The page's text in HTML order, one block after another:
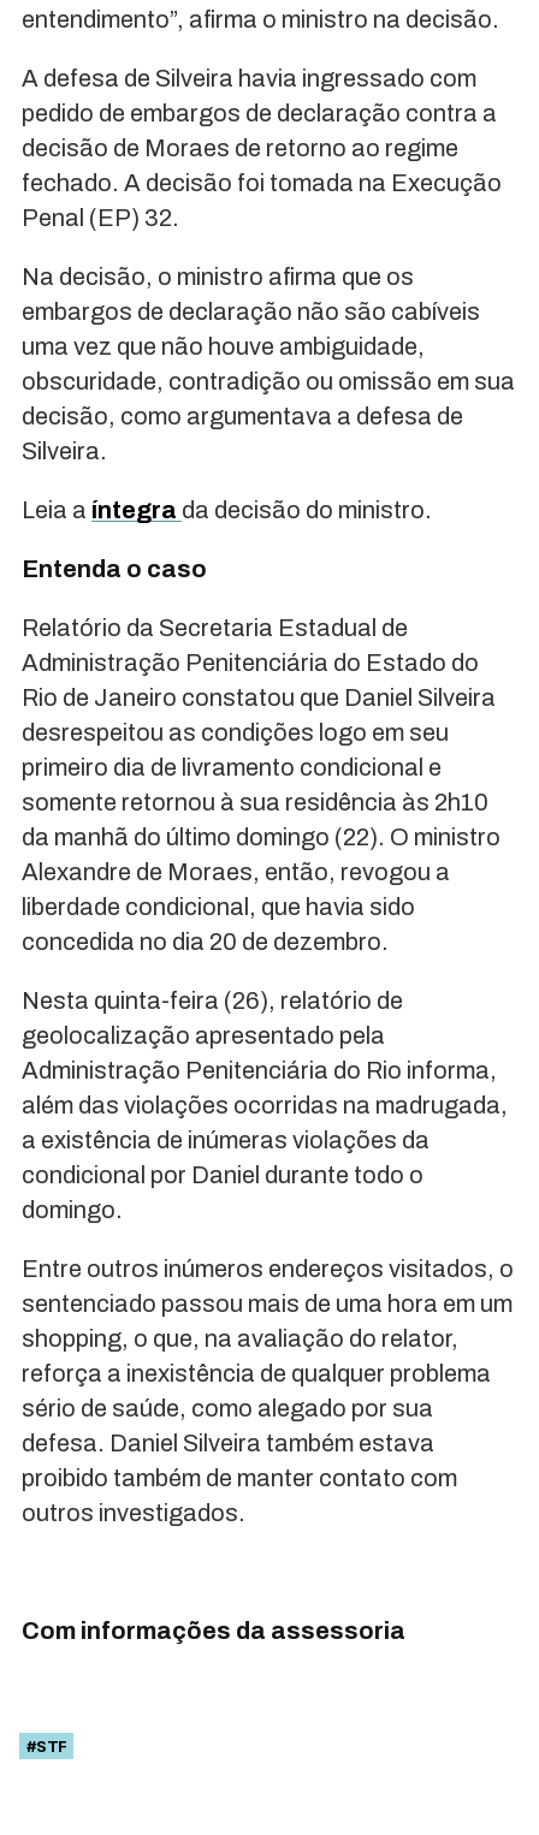
entendimento”, afirma o ministro na decisão.
A defesa de Silveira havia ingressado com
pedido de embargos de declaração contra a
decisão de Moraes de retorno ao regime
fechado. A decisão foi tomada na Execução
Penal (EP) 32.
Na decisão, o ministro afirma que os
embargos de declaração não são cabíveis
uma vez que não houve ambiguidade,
obscuridade, contradição ou omissão em sua
decisão, como argumentava a defesa de
Silveira.
Leia a íntegra da decisão do ministro.
Entenda o caso
Relatório da Secretaria Estadual de
Administração Penitenciária do Estado do
Rio de Janeiro constatou que Daniel Silveira
desrespeitou as condições logo em seu
primeiro dia de livramento condicional e
somente retornou à sua residência às 2h10
da manhã do último domingo (22). O ministro
Alexandre de Moraes, então, revogou a
liberdade condicional, que havia sido
concedida no dia 20 de dezembro.
Nesta quinta-feira (26), relatório de
geolocalização apresentado pela
Administração Penitenciária do Rio informa,
além das violações ocorridas na madrugada,
a existência de inúmeras violações da
condicional por Daniel durante todo o
domingo.
Entre outros inúmeros endereços visitados, o
sentenciado passou mais de uma hora em um
shopping, o que, na avaliação do relator,
reforça a inexistência de qualquer problema
sério de saúde, como alegado por sua
defesa. Daniel Silveira também estava
proibido também de manter contato com
outros investigados.
Com informações da assessoria
#STF